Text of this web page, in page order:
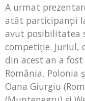
A urmat
atât participanții
avut posibilitatea
competiție. Juriul,
din acest an a
România, Polonia
Oana Giurgiu